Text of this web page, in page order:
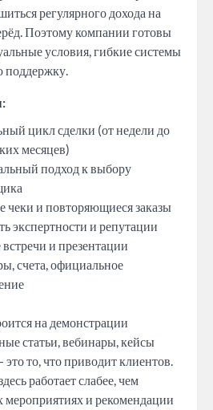
регулярного дохода на
Поэтому компании готовы
условия, гибкие системы
поддержку.
цикл сделки (от недели до
месяцев)
подход к выбору
чеки и повторяющиеся заказы
экспертности и репутации
и презентации
счета, официальное
на демонстрации
статьи, вебинары, кейсы
то, что приводит клиентов.
работает слабее, чем
мероприятиях и рекомендации